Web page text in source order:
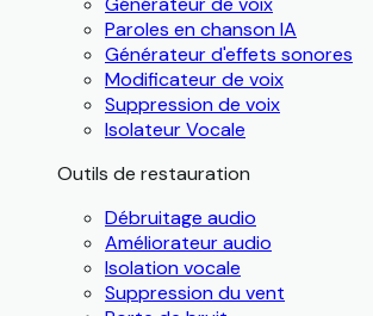
Paroles en chanson IA
Générateur d'effets sonores
Modificateur de voix
Suppression de voix
Isolateur Vocale
Outils de restauration
Débruitage audio
Améliorateur audio
Isolation vocale
Suppression du vent